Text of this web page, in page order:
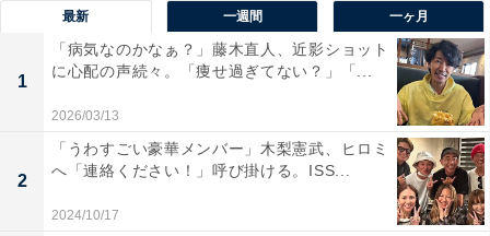
最新 一週間 一ヶ月
1
「病気なのかなぁ？」藤木直人、近影ショット
に心配の声続々。「痩せ過ぎてない？」「...
2026/03/13
2
「うわすごい豪華メンバー」木梨憲武、ヒロミ
へ「連絡ください！」呼び掛ける。ISS...
2024/10/17